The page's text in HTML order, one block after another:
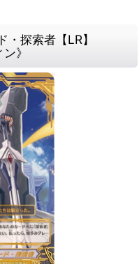
・探索者【LR】
》